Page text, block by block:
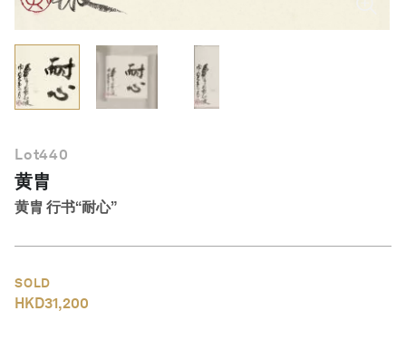
Lot440
黄胄
黄胄 行书“耐心”
SOLD
HKD31,200